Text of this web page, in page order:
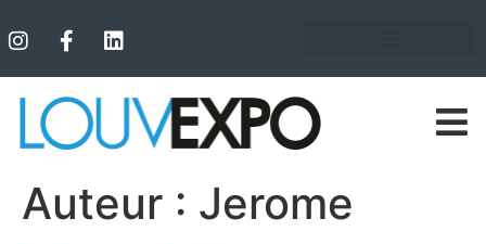
Auteur : Jerome